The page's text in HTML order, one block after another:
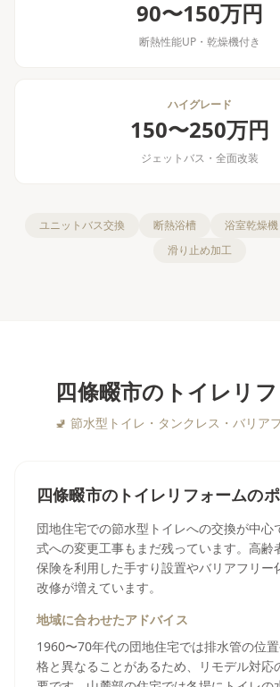
90〜150万円
断熱性能UP・乾燥機付き
ハイグレード
150〜250万円
ジェットバス・全面改装
ユニットバス交換 断熱浴槽 浴室乾燥機
滑り止め加工
四條畷市の トイレリ
🚽 節水型トイレ・タンクレス・バリア
四條畷市のトイレリフォームの
団地住宅での節水型トイレへの交換が中心
式への変更工事もまだ残っています。高齢
保険を利用した手すり設置やバリアフリー
改修が増えています。
地域に合わせたアドバイス
1960〜70年代の団地住宅では排水管の位
格と異なることがあるため、リモデル対応